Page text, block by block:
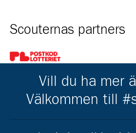
Scouternas partners
Gå till pl_50
Kårens partners
Vill du ha mer
Välkommen till